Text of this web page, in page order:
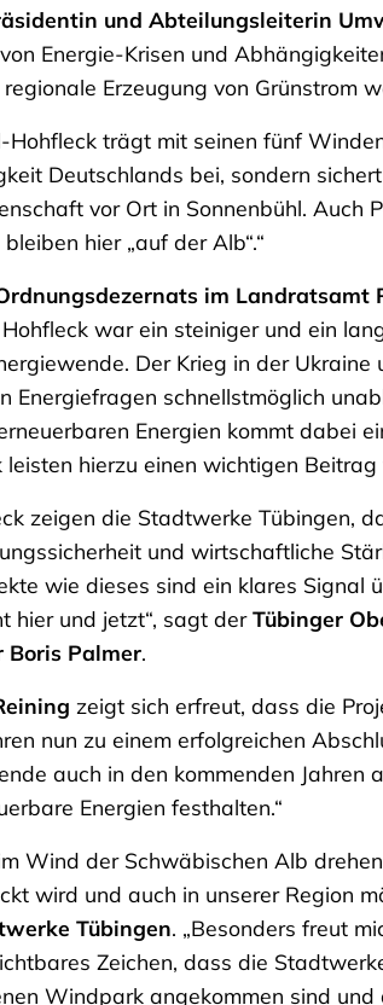
und Abteilungsleiterin
Energie-Krisen und
Erzeugung von Grünstrom
Hohfleck trägt mit seinen fünf
Deutschlands bei, sondern
vor Ort in Sonnenbühl. Auch
hier „auf der Alb“.“
im Landratsamt
war ein steiniger und ein
Der Krieg in der
Energiefragen schnellstmöglich
Energien kommt dabei
hierzu einen wichtigen Beitrag
zeigen die Stadtwerke Tübingen,
und wirtschaftliche
wie dieses sind ein klares Signal
hier und jetzt“, sagt derTübinger
Palmer.
zeigt sich erfreut, dass die
nun zu einem erfolgreichen
auch in den kommenden Jahren
Energien festhalten.“
Wind der Schwäbischen Alb
wird und auch in unserer Region
Tübingen. „Besonders freut
Zeichen, dass die
Windpark angekommen sind